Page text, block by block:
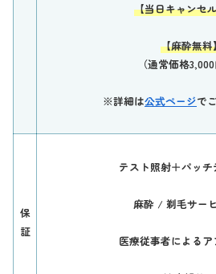
【当日キャンセ
【麻酔無料
（通常価格
※詳細は公式ページで
保
証
テスト照射＋パッ
麻酔 / 剃毛サー
医療従事者による